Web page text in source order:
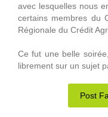
avec lesquelles nous
certains membres du
Régionale du Crédit
Ce fut une belle
librement sur un sujet
Post